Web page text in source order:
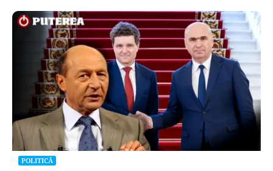
POLITICĂ